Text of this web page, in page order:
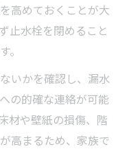
高めておくことが大
止水栓を閉めること
。
いかを確認し、漏水
の的確な連絡が可能
材や壁紙の損傷、階
高まるため、家族で